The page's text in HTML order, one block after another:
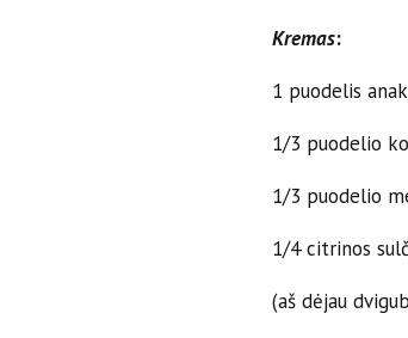
Kremas:
1 puodelis
1/3 puodelio
1/3 puodelio
1/4 citrinos
(aš dėjau